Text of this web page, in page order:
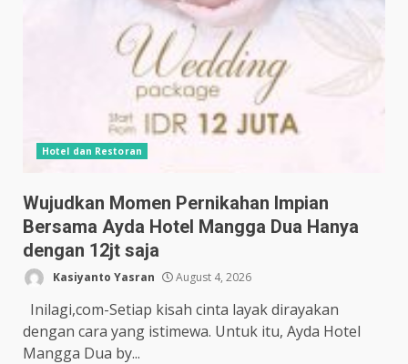
Hotel dan Restoran
Wujudkan Momen Pernikahan Impian
Bersama Ayda Hotel Mangga Dua Hanya
dengan 12jt saja
Kasiyanto Yasran August 4, 2026
Inilagi,com-Setiap kisah cinta layak dirayakan
dengan cara yang istimewa. Untuk itu, Ayda Hotel
Mangga Dua by...